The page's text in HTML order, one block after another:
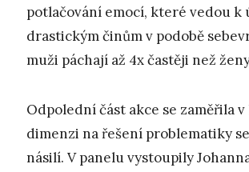
potlačování emocí, které vedou k
drastickým činům v podobě
muži páchají až 4x častěji než
Odpolední část akce se zaměřila
dimenzi na řešení problematiky
násilí. V panelu vystoupily